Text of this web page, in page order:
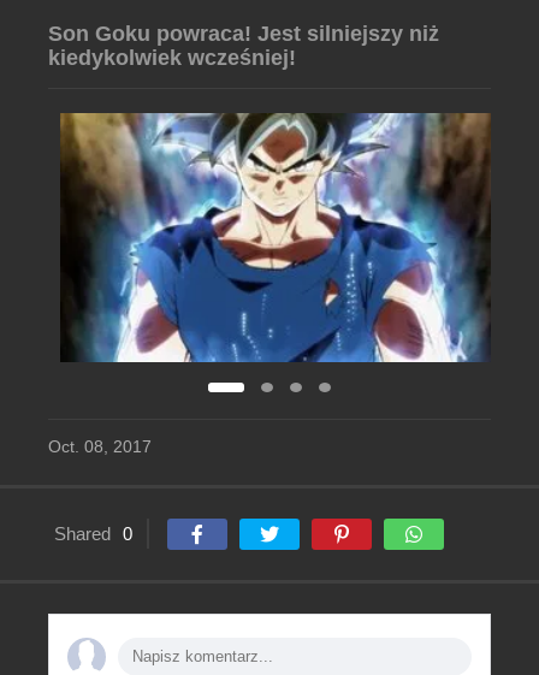
Son Goku powraca! Jest silniejszy niż
kiedykolwiek wcześniej!
Oct. 08, 2017
Shared 0